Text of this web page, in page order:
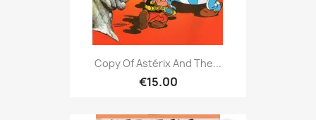
Copy Of Astérix And The...
€15.00